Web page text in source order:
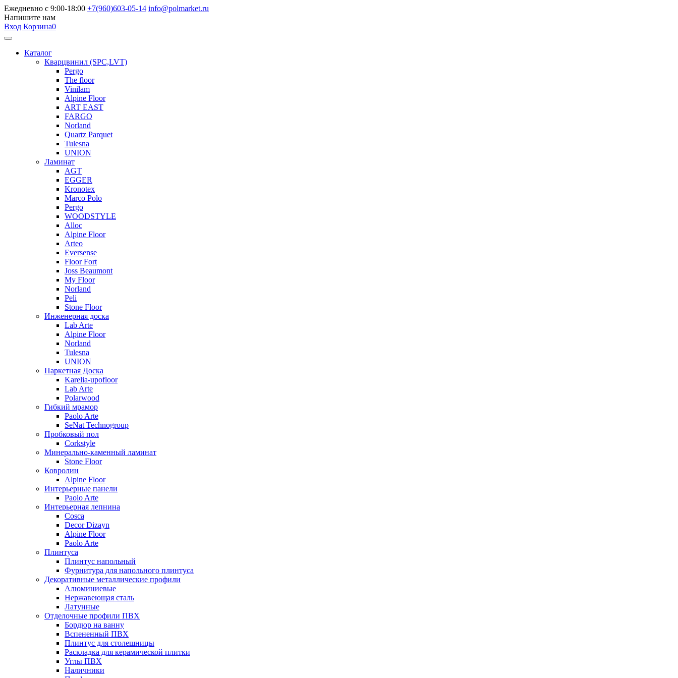
Ежедневно с 9:00-18:00 +7(960)603-05-14 info@polmarket.ru
Напишите нам
Вход Корзина0
Каталог
Кварцвинил (SPC,LVT)
Pergo
The floor
Vinilam
Alpine Floor
ART EAST
FARGO
Norland
Quartz Parquet
Tulesna
UNION
Ламинат
AGT
EGGER
Kronotex
Marco Polo
Pergo
WOODSTYLE
Alloc
Alpine Floor
Arteo
Eversense
Floor Fort
Joss Beaumont
My Floor
Norland
Peli
Stone Floor
Инженерная доска
Lab Arte
Alpine Floor
Norland
Tulesna
UNION
Паркетная Доска
Karelia-upofloor
Lab Arte
Polarwood
Гибкий мрамор
Paolo Arte
SeNat Technogroup
Пробковый пол
Corkstyle
Минерально-каменный ламинат
Stone Floor
Ковролин
Alpine Floor
Интерьерные панели
Paolo Arte
Интерьерная лепнина
Cosca
Decor Dizayn
Alpine Floor
Paolo Arte
Плинтуса
Плинтус напольный
Фурнитура для напольного плинтуса
Декоративные металлические профили
Алюминиевые
Нержавеющая сталь
Латунные
Отделочные профили ПВХ
Бордюр на ванну
Вспененный ПВХ
Плинтус для столешницы
Раскладка для керамической плитки
Углы ПВХ
Наличники